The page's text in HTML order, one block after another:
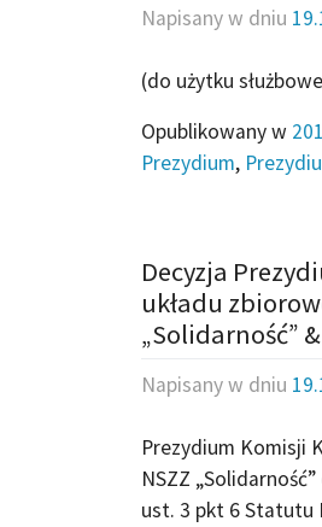
Napisany w dniu
(do użytku
Opublikowany w
Prezydium,
Decyzja
układu
„Solidarność” &
Napisany w dniu
Prezydium Komisji
NSZZ
ust. 3 pkt 6 Statutu